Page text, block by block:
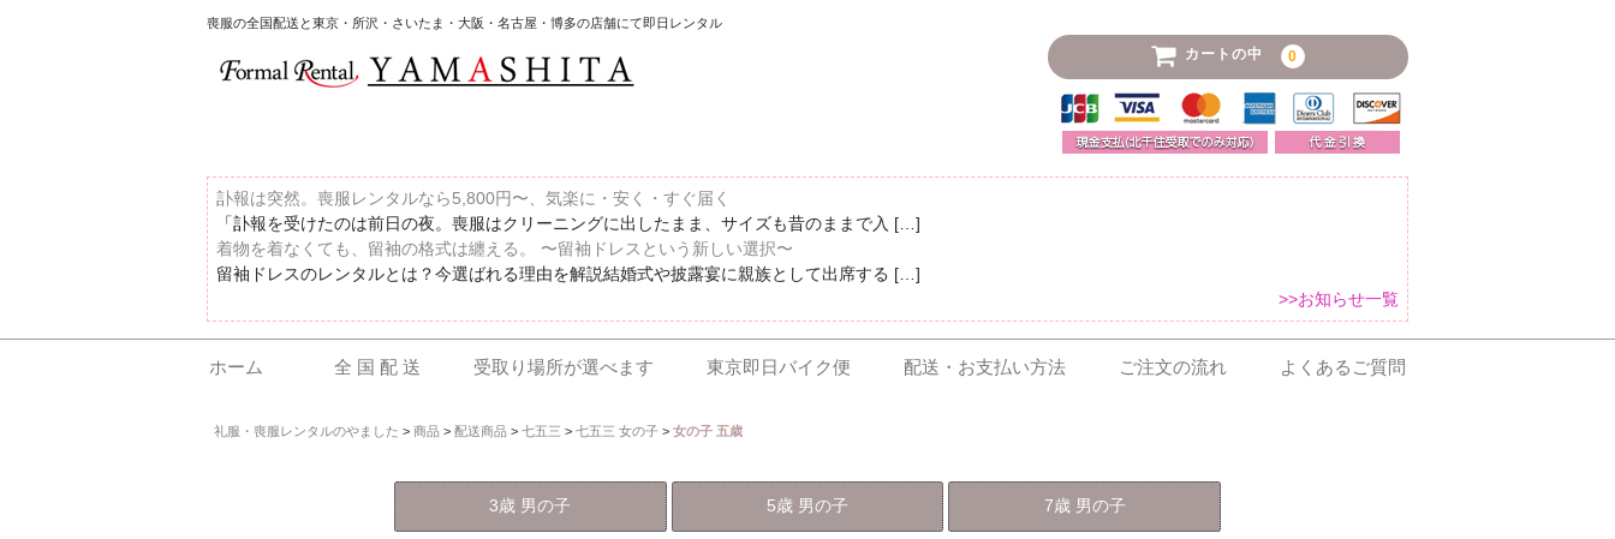
喪服の全国配送と東京・所沢・さいたま・大阪・名古屋・博多の店舗にて即日レンタル
カートの中 0
訃報は突然。喪服レンタルなら5,800円〜、気楽に・安く・すぐ届く
「訃報を受けたのは前日の夜。喪服はクリーニングに出したまま、サイズも昔のままで入 […]
着物を着なくても、留袖の格式は纏える。 〜留袖ドレスという新しい選択〜
留袖ドレスのレンタルとは？今選ばれる理由を解説結婚式や披露宴に親族として出席する […]
>>お知らせ一覧
ホーム 全 国 配 送 受取り場所が選べます 東京即日バイク便 配送・お支払い方法 ご注文の流れ よくあるご質問
礼服・喪服レンタルのやました > 商品> 配送商品> 七五三 > 七五三 女の子 > 女の子 五歳
3歳 男の子 5歳 男の子 7歳 男の子